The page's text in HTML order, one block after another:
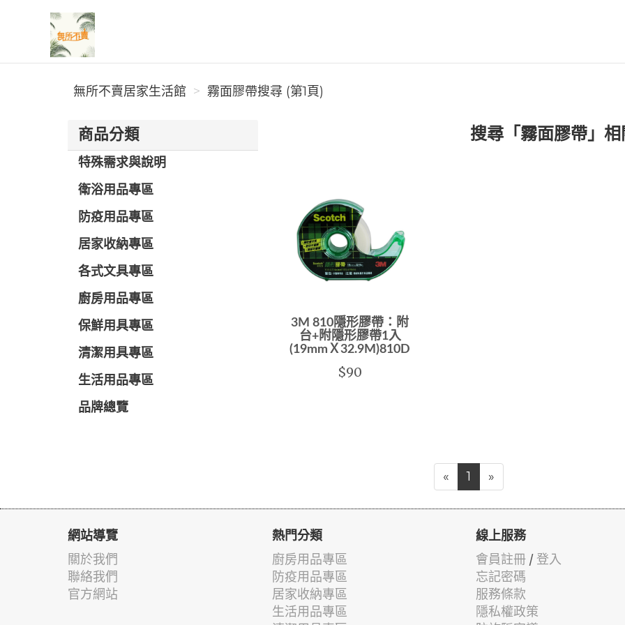
無所不賣居家生活館
無所不賣居家生活館 霧面膠帶搜尋 (第1頁)
商品分類
特殊需求與說明
衛浴用品專區
防疫用品專區
居家收納專區
各式文具專區
廚房用品專區
保鮮用具專區
清潔用具專區
生活用品專區
品牌總覽
搜尋「霧面膠帶」相
3M 810隱形膠帶：附
台+附隱形膠帶1入
(19mmＸ32.9M)810D
$90
« 1 »
網站導覽
關於我們
聯絡我們
官方網站
熱門分類
廚房用品專區
防疫用品專區
居家收納專區
生活用品專區
線上服務
會員註冊 / 登入
忘記密碼
服務條款
隱私權政策